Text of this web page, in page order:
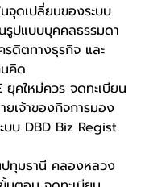
จุดเปลี่ยนของระบบ
รูปแบบบุคคลธรรมดา
ดิตทางธุรกิจ และ
คิด
ยุคใหม่ควร จดทะเบียน
เจ้าของกิจการมอง
บบ DBD Biz Regist
ปทุมธานี คลองหลวง